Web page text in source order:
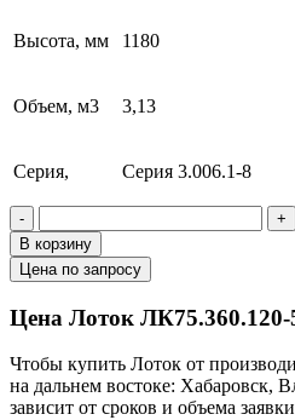
Высота, мм 1180
Объем, м3 3,13
Серия, Серия 3.006.1-8
-
+
В корзину
Цена по запросу
Цена Лоток ЛК75.360.120-
Чтобы купить Лоток от
на дальнем востоке: Хабаровск,
зависит от сроков и объема